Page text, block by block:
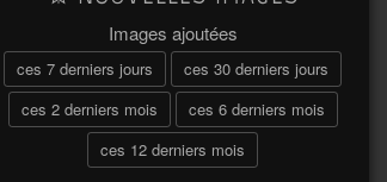
Images ajoutées
ces 7 derniers jours
ces 30 derniers jours
ces 2 derniers mois
ces 6 derniers mois
ces 12 derniers mois